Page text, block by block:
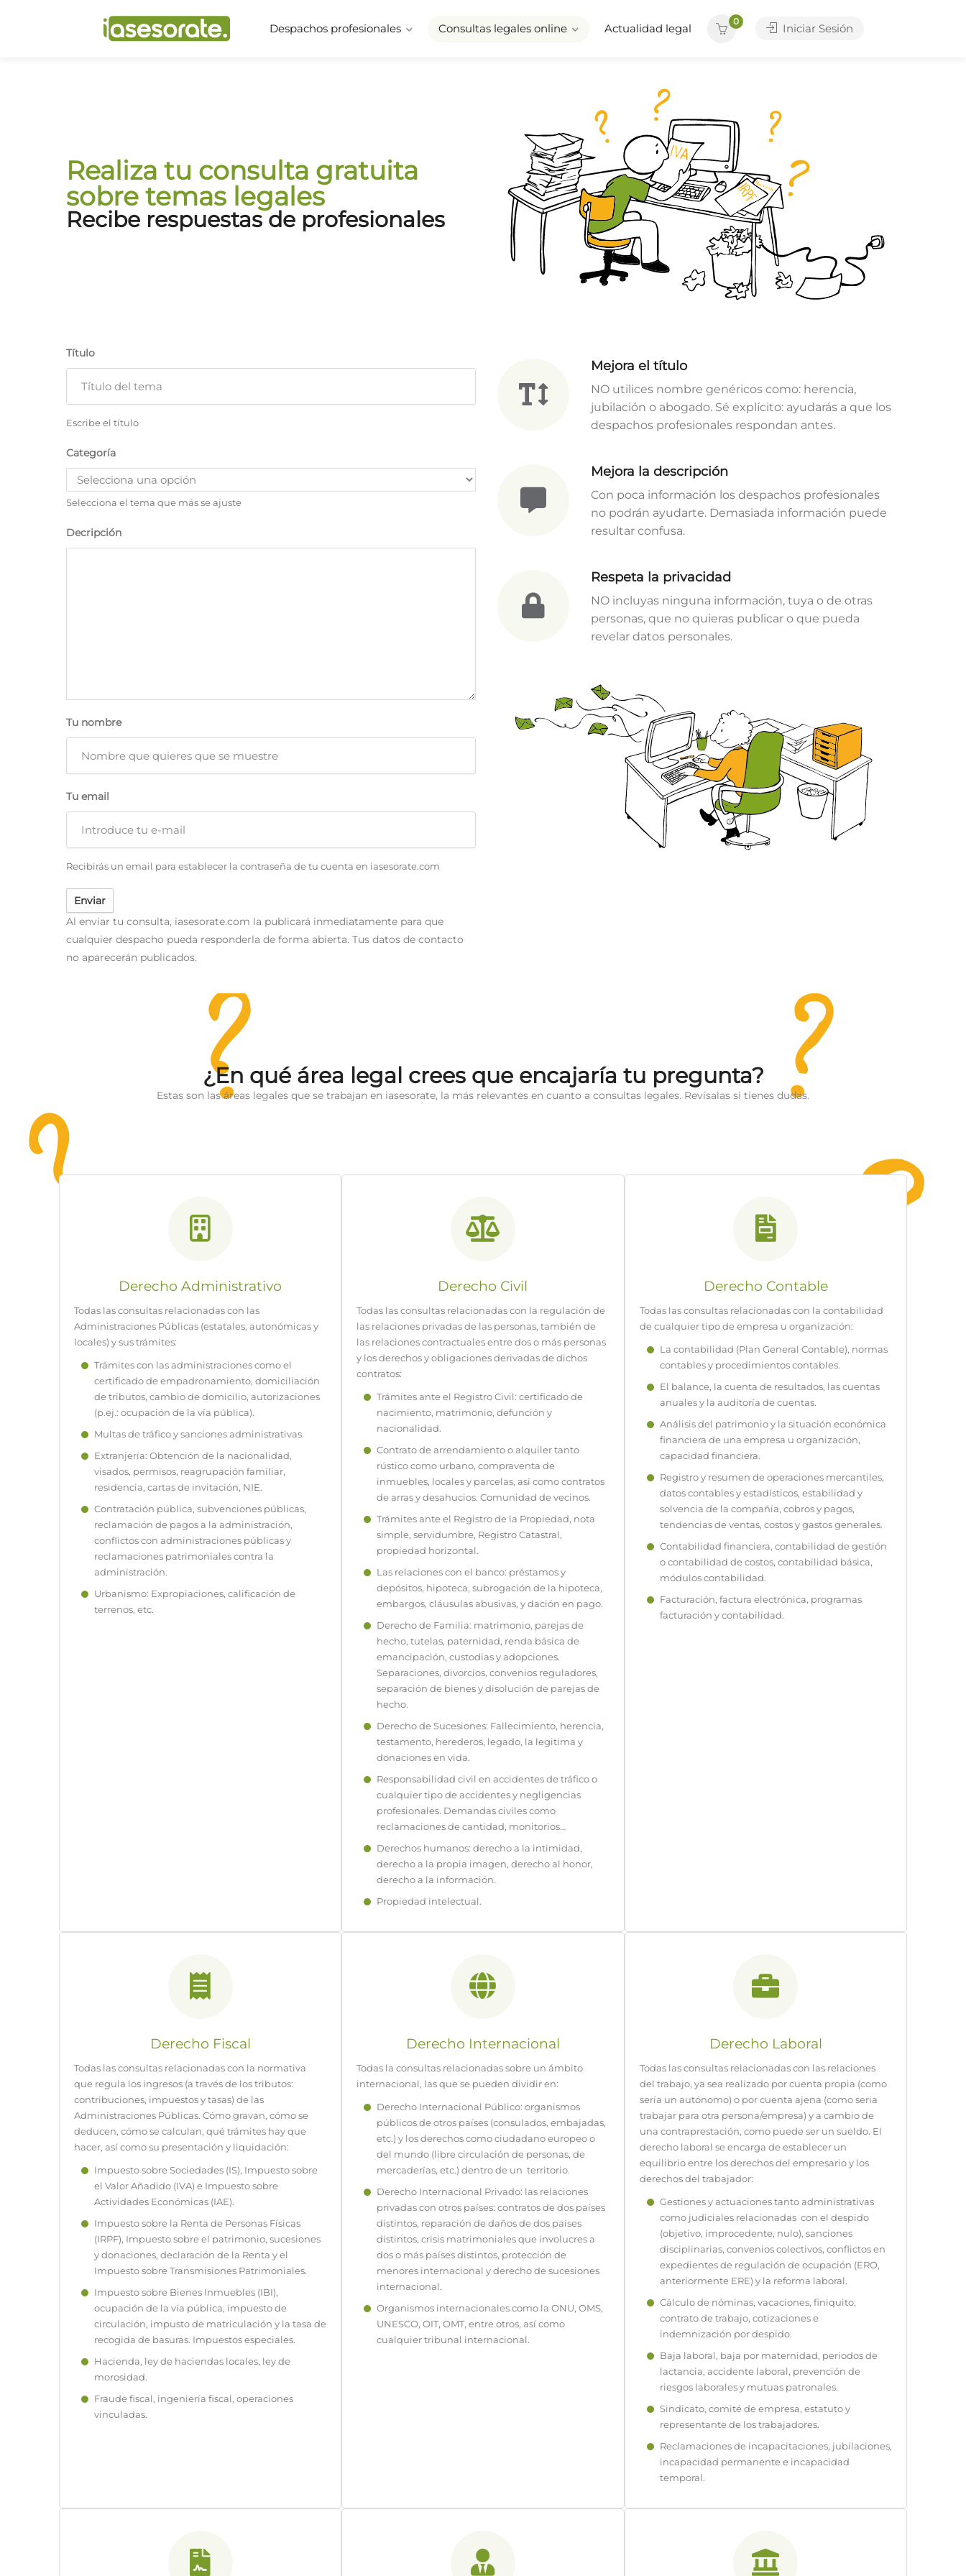
Despachos profesionales Consultas legales online Actualidad legal
0
Iniciar Sesión
Realiza tu consulta gratuita
sobre temas legales
Recibe respuestas de profesionales
Título
Escribe el título
Categoría
Selecciona el tema que más se ajuste
Decripción
Tu nombre
Tu email
Recibirás un email para establecer la contraseña de tu cuenta en iasesorate.com
Enviar
Al enviar tu consulta, iasesorate.com la publicará inmediatamente para que
cualquier despacho pueda responderla de forma abierta. Tus datos de contacto
no aparecerán publicados.
Mejora el título​
NO utilices nombre genéricos como: herencia,
jubilación o abogado. Sé explícito: ayudarás a que los
despachos profesionales respondan antes.​
Mejora la descripción​
Con poca información los despachos profesionales
no podrán ayudarte. Demasiada información puede
resultar confusa.
Respeta la privacidad​
NO incluyas ninguna información, tuya o de otras
personas, que no quieras publicar o que pueda
revelar datos personales.
¿En qué área legal crees que encajaría tu pregunta?
Estas son las áreas legales que se trabajan en iasesorate, la más relevantes en cuanto a consultas legales. Revísalas si tienes dudas.
Derecho Administrativo
Todas las consultas relacionadas con las
Administraciones Públicas (estatales, autonómicas y
locales) y sus trámites:
Trámites con las administraciones como el
certificado de empadronamiento, domiciliación
de tributos, cambio de domicilio, autorizaciones
(p.ej.: ocupación de la vía pública).
Multas de tráfico y sanciones administrativas.
Extranjería: Obtención de la nacionalidad,
visados, permisos, reagrupación familiar,
residencia, cartas de invitación, NIE.
Contratación pública, subvenciones públicas,
reclamación de pagos a la administración,
conflictos con administraciones públicas y
reclamaciones patrimoniales contra la
administración.
Urbanismo: Expropiaciones, calificación de
terrenos, etc.
Derecho Civil
Todas las consultas relacionadas con la regulación de
las relaciones privadas de las personas, también de
las relaciones contractuales entre dos o más personas
y los derechos y obligaciones derivadas de dichos
contratos:
Trámites ante el Registro Civil: certificado de
nacimiento, matrimonio, defunción y
nacionalidad.
Contrato de arrendamiento o alquiler tanto
rústico como urbano, compraventa de
inmuebles, locales y parcelas, así como contratos
de arras y desahucios. Comunidad de vecinos.
Trámites ante el Registro de la Propiedad, nota
simple, servidumbre, Registro Catastral,
propiedad horizontal.
Las relaciones con el banco: préstamos y
depósitos, hipoteca, subrogación de la hipoteca,
embargos, cláusulas abusivas, y dación en pago.
Derecho de Familia: matrimonio, parejas de
hecho, tutelas, paternidad, renda básica de
emancipación, custodias y adopciones.
Separaciones, divorcios, convenios reguladores,
separación de bienes y disolución de parejas de
hecho.
Derecho de Sucesiones: Fallecimiento, herencia,
testamento, herederos, legado, la legitima y
donaciones en vida.
Responsabilidad civil en accidentes de tráfico o
cualquier tipo de accidentes y negligencias
profesionales. Demandas civiles como
reclamaciones de cantidad, monitorios…
Derechos humanos: derecho a la intimidad,
derecho a la propia imagen, derecho al honor,
derecho a la información.
Propiedad intelectual.
Derecho Contable
Todas las consultas relacionadas con la contabilidad
de cualquier tipo de empresa u organización:
La contabilidad (Plan General Contable), normas
contables y procedimientos contables.
El balance, la cuenta de resultados, las cuentas
anuales y la auditoría de cuentas.
Análisis del patrimonio y la situación económica
financiera de una empresa u organización,
capacidad financiera.
Registro y resumen de operaciones mercantiles,
datos contables y estadísticos, estabilidad y
solvencia de la compañía, cobros y pagos,
tendencias de ventas, costos y gastos generales.
Contabilidad financiera, contabilidad de gestión
o contabilidad de costos, contabilidad básica,
módulos contabilidad.
Facturación, factura electrónica, programas
facturación y contabilidad.
Derecho Fiscal
Todas las consultas relacionadas con la normativa
que regula los ingresos (a través de los tributos:
contribuciones, impuestos y tasas) de las
Administraciones Públicas. Cómo gravan, cómo se
deducen, cómo se calculan, qué trámites hay que
hacer, así como su presentación y liquidación:
Impuesto sobre Sociedades (IS), Impuesto sobre
el Valor Añadido (IVA) e Impuesto sobre
Actividades Económicas (IAE).
Impuesto sobre la Renta de Personas Físicas
(IRPF), Impuesto sobre el patrimonio, sucesiones
y donaciones, declaración de la Renta y el
Impuesto sobre Transmisiones Patrimoniales.
Impuesto sobre Bienes Inmuebles (IBI),
ocupación de la vía pública, impuesto de
circulación, impusto de matriculación y la tasa de
recogida de basuras. Impuestos especiales.
Hacienda, ley de haciendas locales, ley de
morosidad.
Fraude fiscal, ingeniería fiscal, operaciones
vinculadas.
Derecho Internacional
Todas la consultas relacionadas sobre un ámbito
internacional, las que se pueden dividir en:
Derecho Internacional Público: organismos
públicos de otros países (consulados, embajadas,
etc.) y los derechos como ciudadano europeo o
del mundo (libre circulación de personas, de
mercaderías, etc.) dentro de un territorio.
Derecho Internacional Privado: las relaciones
privadas con otros países: contratos de dos países
distintos, reparación de daños de dos países
distintos, crisis matrimoniales que involucres a
dos o más países distintos, protección de
menores internacional y derecho de sucesiones
internacional.
Organismos internacionales como la ONU, OMS,
UNESCO, OIT, OMT, entre otros, así como
cualquier tribunal internacional.
Derecho Laboral
Todas las consultas relacionadas con las relaciones
del trabajo, ya sea realizado por cuenta propia (como
sería un autónomo) o por cuenta ajena (como seria
trabajar para otra persona/empresa) y a cambio de
una contraprestación, como puede ser un sueldo. El
derecho laboral se encarga de establecer un
equilibrio entre los derechos del empresario y los
derechos del trabajador:
Gestiones y actuaciones tanto administrativas
como judiciales relacionadas con el despido
(objetivo, improcedente, nulo), sanciones
disciplinarias, convenios colectivos, conflictos en
expedientes de regulación de ocupación (ERO,
anteriormente ERE) y la reforma laboral.
Cálculo de nóminas, vacaciones, finiquito,
contrato de trabajo, cotizaciones e
indemnización por despido.
Baja laboral, baja por maternidad, periodos de
lactancia, accidente laboral, prevención de
riesgos laborales y mutuas patronales.
Sindicato, comité de empresa, estatuto y
representante de los trabajadores.
Reclamaciones de incapacitaciones, jubilaciones,
incapacidad permanente e incapacidad
temporal.